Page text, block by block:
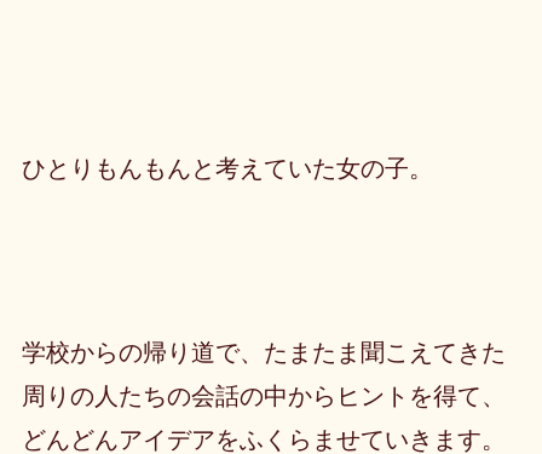
ひとりもんもんと考えていた女の子。
学校からの帰り道で、たまたま聞こえてきた
周りの人たちの会話の中からヒントを得て、
どんどんアイデアをふくらませていきます。